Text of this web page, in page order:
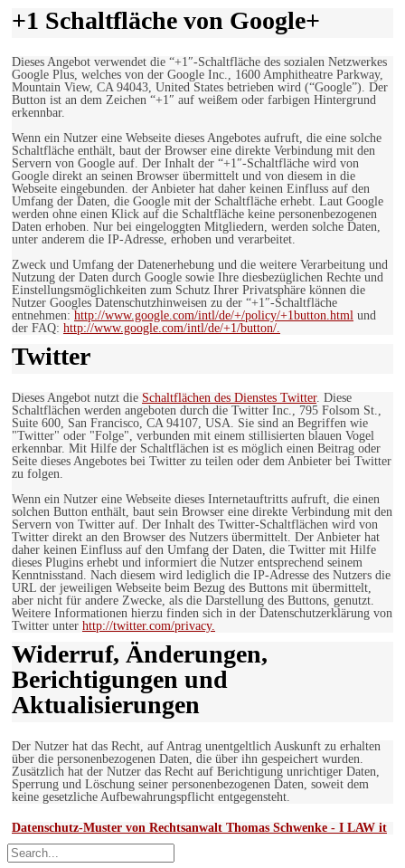
+1 Schaltfläche von Google+
Dieses Angebot verwendet die “+1″-Schaltfläche des sozialen Netzwerkes
Google Plus, welches von der Google Inc., 1600 Amphitheatre Parkway,
Mountain View, CA 94043, United States betrieben wird (“Google”). Der
Button ist an dem Zeichen “+1″ auf weißem oder farbigen Hintergrund
erkennbar.
Wenn ein Nutzer eine Webseite dieses Angebotes aufruft, die eine solche
Schaltfläche enthält, baut der Browser eine direkte Verbindung mit den
Servern von Google auf. Der Inhalt der “+1″-Schaltfläche wird von
Google direkt an seinen Browser übermittelt und von diesem in die
Webseite eingebunden. der Anbieter hat daher keinen Einfluss auf den
Umfang der Daten, die Google mit der Schaltfläche erhebt. Laut Google
werden ohne einen Klick auf die Schaltfläche keine personenbezogenen
Daten erhoben. Nur bei eingeloggten Mitgliedern, werden solche Daten,
unter anderem die IP-Adresse, erhoben und verarbeitet.
Zweck und Umfang der Datenerhebung und die weitere Verarbeitung und
Nutzung der Daten durch Google sowie Ihre diesbezüglichen Rechte und
Einstellungsmöglichkeiten zum Schutz Ihrer Privatsphäre können die
Nutzer Googles Datenschutzhinweisen zu der “+1″-Schaltfläche
entnehmen: http://www.google.com/intl/de/+/policy/+1button.html und
der FAQ: http://www.google.com/intl/de/+1/button/.
Twitter
Dieses Angebot nutzt die Schaltflächen des Dienstes Twitter. Diese
Schaltflächen werden angeboten durch die Twitter Inc., 795 Folsom St.,
Suite 600, San Francisco, CA 94107, USA. Sie sind an Begriffen wie
"Twitter" oder "Folge", verbunden mit einem stillisierten blauen Vogel
erkennbar. Mit Hilfe der Schaltflächen ist es möglich einen Beitrag oder
Seite dieses Angebotes bei Twitter zu teilen oder dem Anbieter bei Twitter
zu folgen.
Wenn ein Nutzer eine Webseite dieses Internetauftritts aufruft, die einen
solchen Button enthält, baut sein Browser eine direkte Verbindung mit den
Servern von Twitter auf. Der Inhalt des Twitter-Schaltflächen wird von
Twitter direkt an den Browser des Nutzers übermittelt. Der Anbieter hat
daher keinen Einfluss auf den Umfang der Daten, die Twitter mit Hilfe
dieses Plugins erhebt und informiert die Nutzer entsprechend seinem
Kenntnisstand. Nach diesem wird lediglich die IP-Adresse des Nutzers die
URL der jeweiligen Webseite beim Bezug des Buttons mit übermittelt,
aber nicht für andere Zwecke, als die Darstellung des Buttons, genutzt.
Weitere Informationen hierzu finden sich in der Datenschutzerklärung von
Twitter unter http://twitter.com/privacy.
Widerruf, Änderungen,
Berichtigungen und
Aktualisierungen
Der Nutzer hat das Recht, auf Antrag unentgeltlich Auskunft zu erhalten
über die personenbezogenen Daten, die über ihn gespeichert wurden.
Zusätzlich hat der Nutzer das Recht auf Berichtigung unrichtiger Daten,
Sperrung und Löschung seiner personenbezogenen Daten, soweit dem
keine gesetzliche Aufbewahrungspflicht entgegensteht.
Datenschutz-Muster von Rechtsanwalt Thomas Schwenke - I LAW it